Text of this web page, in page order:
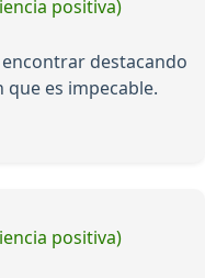
positiva)
destacando
que es impecable.
positiva)